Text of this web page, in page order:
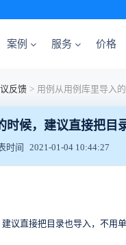
案例 服务 价格
反馈 >
时候，建议直接把目
时间 2021-01-04 10:44:27
议直接把目录也导入，不用